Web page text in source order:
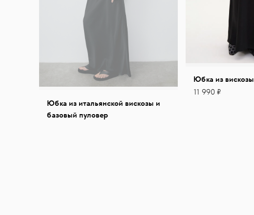
Юбка из итальянской вискозы и
базовый пуловер
Юбка из вискозы
11 990 ₽